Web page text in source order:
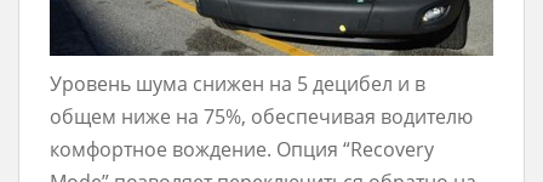
Уровень шума снижен на 5 децибел и в
общем ниже на 75%, обеспечивая водителю
комфортное вождение. Опция “Recovery